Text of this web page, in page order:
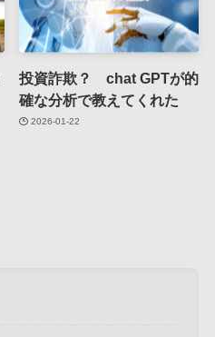
投資詐欺？ chat GPTが的
確な分析で教えてくれた
2026-01-22